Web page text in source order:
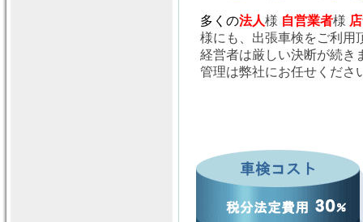
多くの法人様 自営業者様
様にも、出張車検をご利用
経営者は厳しい決断が続き
管理は弊社にお任せくださ